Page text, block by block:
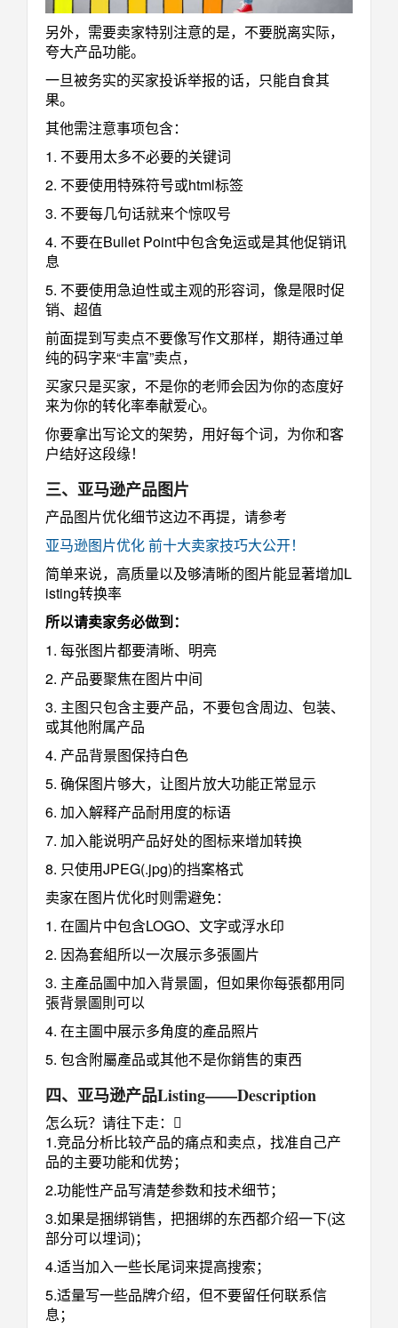
另外，需要卖家特别注意的是，不要脱离实际，
夸大产品功能。
一旦被务实的买家投诉举报的话，只能自食其
果。
其他需注意事项包含：
1. 不要用太多不必要的关键词
2. 不要使用特殊符号或html标签
3. 不要每几句话就来个惊叹号
4. 不要在Bullet Point中包含免运或是其他促销讯
息
5. 不要使用急迫性或主观的形容词，像是限时促
销、超值
前面提到写卖点不要像写作文那样，期待通过单
纯的码字来“丰富”卖点，
买家只是买家，不是你的老师会因为你的态度好
来为你的转化率奉献爱心。
你要拿出写论文的架势，用好每个词，为你和客
户结好这段缘！
三、亚马逊产品图片
产品图片优化细节这边不再提，请参考
亚马逊图片优化 前十大卖家技巧大公开！
简单来说，高质量以及够清晰的图片能显著增加L
isting转换率
所以请卖家务必做到：
1. 每张图片都要清晰、明亮
2. 产品要聚焦在图片中间
3. 主图只包含主要产品，不要包含周边、包装、
或其他附属产品
4. 产品背景图保持白色
5. 确保图片够大，让图片放大功能正常显示
6. 加入解释产品耐用度的标语
7. 加入能说明产品好处的图标来增加转换
8. 只使用JPEG(.jpg)的挡案格式
卖家在图片优化时则需避免：
1. 在圖片中包含LOGO、文字或浮水印
2. 因為套組所以一次展示多張圖片
3. 主產品圖中加入背景圖，但如果你每張都用同
張背景圖則可以
4. 在主圖中展示多角度的產品照片
5. 包含附屬產品或其他不是你銷售的東西
四、亚马逊产品Listing——Description
怎么玩？请往下走：
1.竞品分析比较产品的痛点和卖点，找准自己产
品的主要功能和优势；
2.功能性产品写清楚参数和技术细节；
3.如果是捆绑销售，把捆绑的东西都介绍一下(这
部分可以埋词)；
4.适当加入一些长尾词来提高搜索；
5.适量写一些品牌介绍，但不要留任何联系信
息；